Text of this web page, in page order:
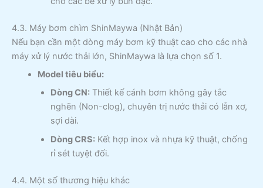
4.3. Máy bơm chìm ShinMaywa (Nhật Bản)
Nếu bạn cần một dòng máy bơm kỹ thuật cao cho các nhà
máy xử lý nước thải lớn, ShinMaywa là lựa chọn số 1.
Model tiêu biểu:
Dòng CN:Thiết kế cánh bơm không gây tắc
nghẽn (Non-clog), chuyên trị nước thải có lẫn xơ,
sợi dài.
Dòng CRS:Kết hợp inox và nhựa kỹ thuật, chống
rỉ sét tuyệt đối.
4.4. Một số thương hiệu khác